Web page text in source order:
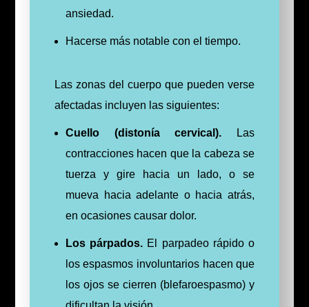
ansiedad.
Hacerse más notable con el tiempo.
Las zonas del cuerpo que pueden verse
afectadas incluyen las siguientes:
Cuello (distonía cervical). Las
contracciones hacen que la cabeza se
tuerza y gire hacia un lado, o se
mueva hacia adelante o hacia atrás,
en ocasiones causar dolor.
Los párpados. El parpadeo rápido o
los espasmos involuntarios hacen que
los ojos se cierren (blefaroespasmo) y